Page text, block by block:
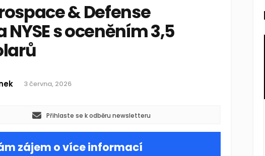
& Defense
s oceněním 3,5
3 června, 2026
Přihlaste se k odběru newsletteru
zájem o více informací